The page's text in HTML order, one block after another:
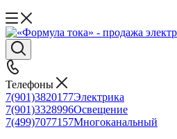
Телефоны
7(901)3820177Электрика
7(901)3328996Освещение
7(499)7077157Многоканальный